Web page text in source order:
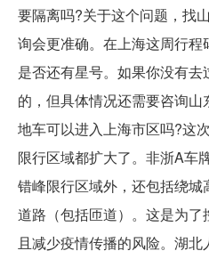
要隔离吗?关于这个问题，找
询会更准确。在上海这周行
是否还有星号。如果你没有
的，但具体情况还需要咨询
地车可以进入上海市区吗?这
限行区域都扩大了。非浙A车
错峰限行区域外，还包括绕
道路（包括匝道）。这是为
且减少疫情传播的风险。湖